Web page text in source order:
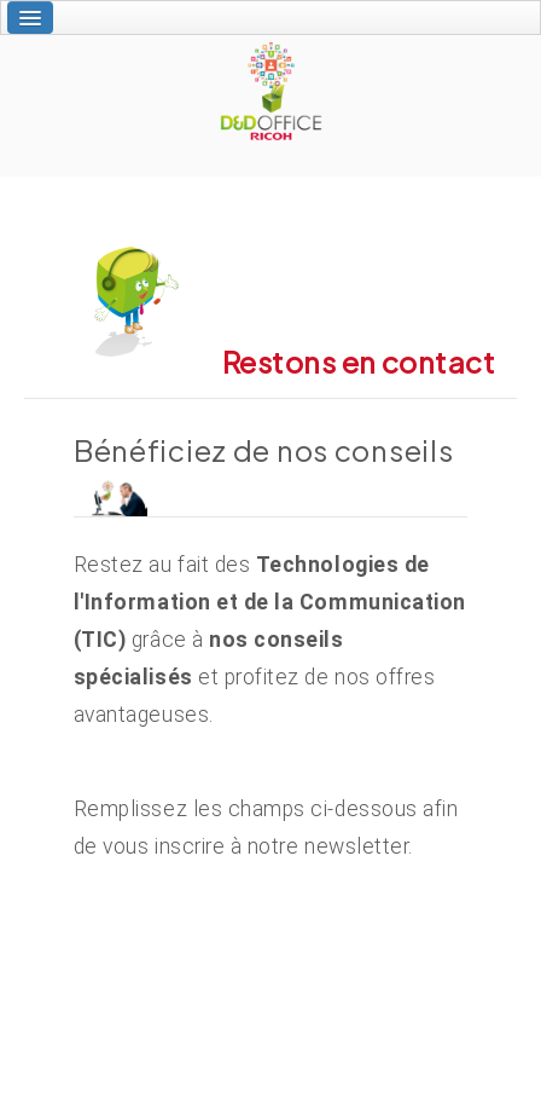
Vos solutions Ricoh
Contact
Restons en contact
Bénéficiez de nos conseils
Restez au fait des Technologies de
l'Information et de la Communication
(TIC) grâce à nos conseils
spécialisés et profitez de nos offres
avantageuses.
Remplissez les champs ci-dessous afin
de vous inscrire à notre newsletter.